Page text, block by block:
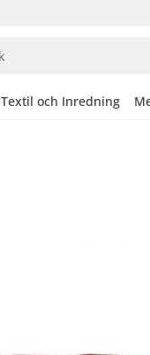
Textil och Inredning